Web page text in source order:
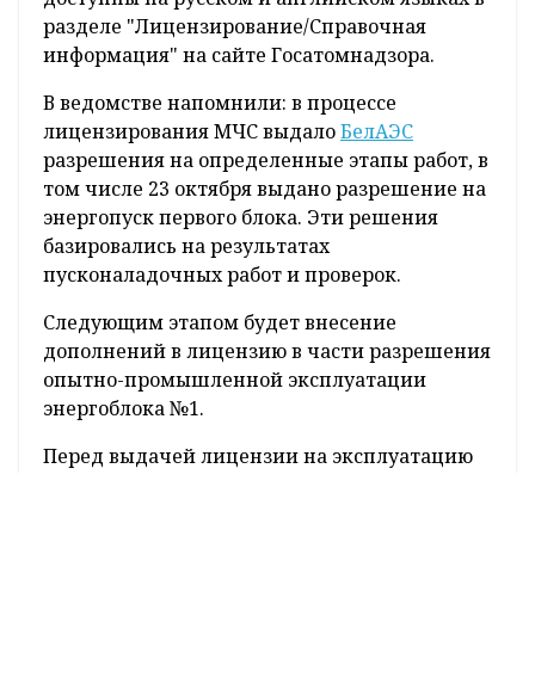
Популярныеновости
Материалы подготовлены в связи с
поступающими вопросами о
лицензировании АЭС на текущем этапе
(ввод в эксплуатацию энергоблока №1). Они
доступны на русском и английском языках в
информация" на сайте Госатомнадзора.
В ведомстве напомнили: в процессе
лицензирования МЧС выдало
том числе 23 октября выдано разрешение на